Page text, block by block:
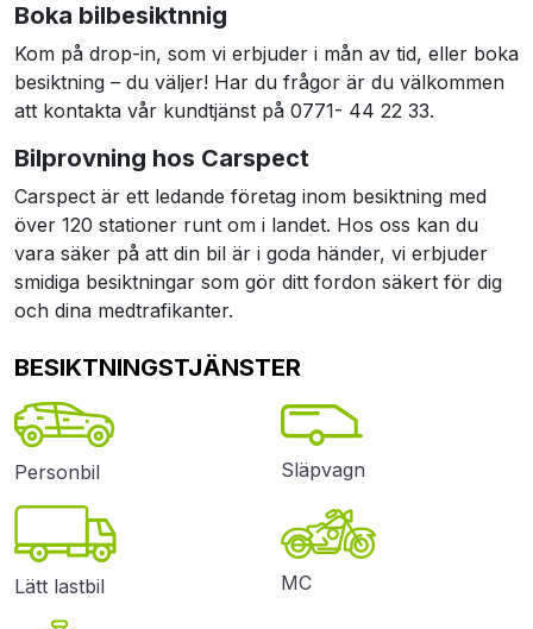
Boka bilbesiktnnig
Kom på drop-in, som vi erbjuder i mån av tid, eller boka
besiktning – du väljer! Har du frågor är du välkommen
att kontakta vår kundtjänst på 0771- 44 22 33.
Bilprovning hos Carspect
Carspect är ett ledande företag inom besiktning med
över 120 stationer runt om i landet. Hos oss kan du
vara säker på att din bil är i goda händer, vi erbjuder
smidiga besiktningar som gör ditt fordon säkert för dig
och dina medtrafikanter.
BESIKTNINGSTJÄNSTER
Personbil Släpvagn
Lätt lastbil MC